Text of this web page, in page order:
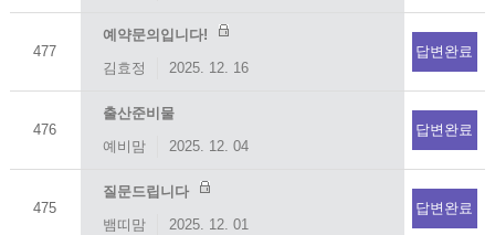
477
예약문의입니다!
김효정
2025. 12. 16
답변완료
476
출산준비물
예비맘
2025. 12. 04
답변완료
475
질문드립니다
뱀띠맘
2025. 12. 01
답변완료